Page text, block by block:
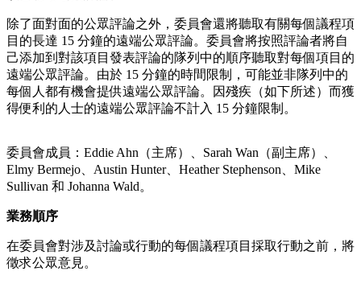
除了面對面的公眾評論之外，委員會還將聽取有關每個議程項
目的長達 15 分鐘的遠端公眾評論。委員會將按照評論者將自
己添加到對該項目發表評論的隊列中的順序聽取對每個項目的
遠端公眾評論。由於 15 分鐘的時間限制，可能並非隊列中的
每個人都有機會提供遠端公眾評論。因殘疾（如下所述）而獲
得便利的人士的遠端公眾評論不計入 15 分鐘限制。
委員會成員：Eddie Ahn（主席）、Sarah Wan（副主席）、
Elmy Bermejo、Austin Hunter、Heather Stephenson、Mike
Sullivan 和 Johanna Wald。
業務順序
在委員會對涉及討論或行動的每個議程項目採取行動之前，將
徵求公眾意見。